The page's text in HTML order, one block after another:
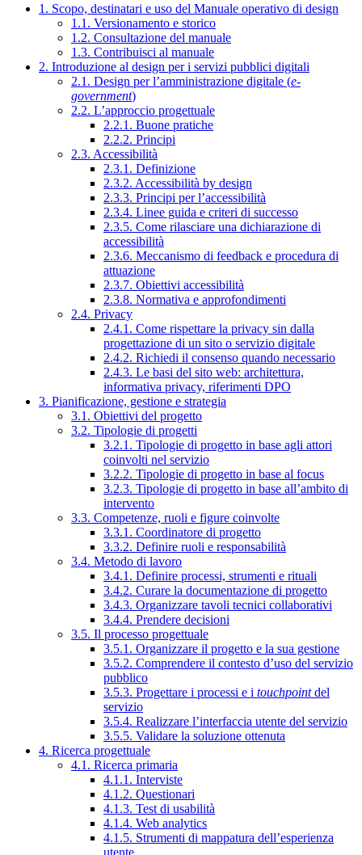
1. Scopo, destinatari e uso del Manuale operativo di design
1.1. Versionamento e storico
1.2. Consultazione del manuale
1.3. Contribuisci al manuale
2. Introduzione al design per i servizi pubblici digitali
2.1. Design per l’amministrazione digitale (e-
government)
2.2. L’approccio progettuale
2.2.1. Buone pratiche
2.2.2. Principi
2.3. Accessibilità
2.3.1. Definizione
2.3.2. Accessibilità by design
2.3.3. Principi per l’accessibilità
2.3.4. Linee guida e criteri di successo
2.3.5. Come rilasciare una dichiarazione di
accessibilità
2.3.6. Meccanismo di feedback e procedura di
attuazione
2.3.7. Obiettivi accessibilità
2.3.8. Normativa e approfondimenti
2.4. Privacy
2.4.1. Come rispettare la privacy sin dalla
progettazione di un sito o servizio digitale
2.4.2. Richiedi il consenso quando necessario
2.4.3. Le basi del sito web: architettura,
informativa privacy, riferimenti DPO
3. Pianificazione, gestione e strategia
3.1. Obiettivi del progetto
3.2. Tipologie di progetti
3.2.1. Tipologie di progetto in base agli attori
coinvolti nel servizio
3.2.2. Tipologie di progetto in base al focus
3.2.3. Tipologie di progetto in base all’ambito di
intervento
3.3. Competenze, ruoli e figure coinvolte
3.3.1. Coordinatore di progetto
3.3.2. Definire ruoli e responsabilità
3.4. Metodo di lavoro
3.4.1. Definire processi, strumenti e rituali
3.4.2. Curare la documentazione di progetto
3.4.3. Organizzare tavoli tecnici collaborativi
3.4.4. Prendere decisioni
3.5. Il processo progettuale
3.5.1. Organizzare il progetto e la sua gestione
3.5.2. Comprendere il contesto d’uso del servizio
pubblico
3.5.3. Progettare i processi e i touchpointdel
servizio
3.5.4. Realizzare l’interfaccia utente del servizio
3.5.5. Validare la soluzione ottenuta
4. Ricerca progettuale
4.1. Ricerca primaria
4.1.1. Interviste
4.1.2. Questionari
4.1.3. Test di usabilità
4.1.4. Web analytics
4.1.5. Strumenti di mappatura dell’esperienza
utente